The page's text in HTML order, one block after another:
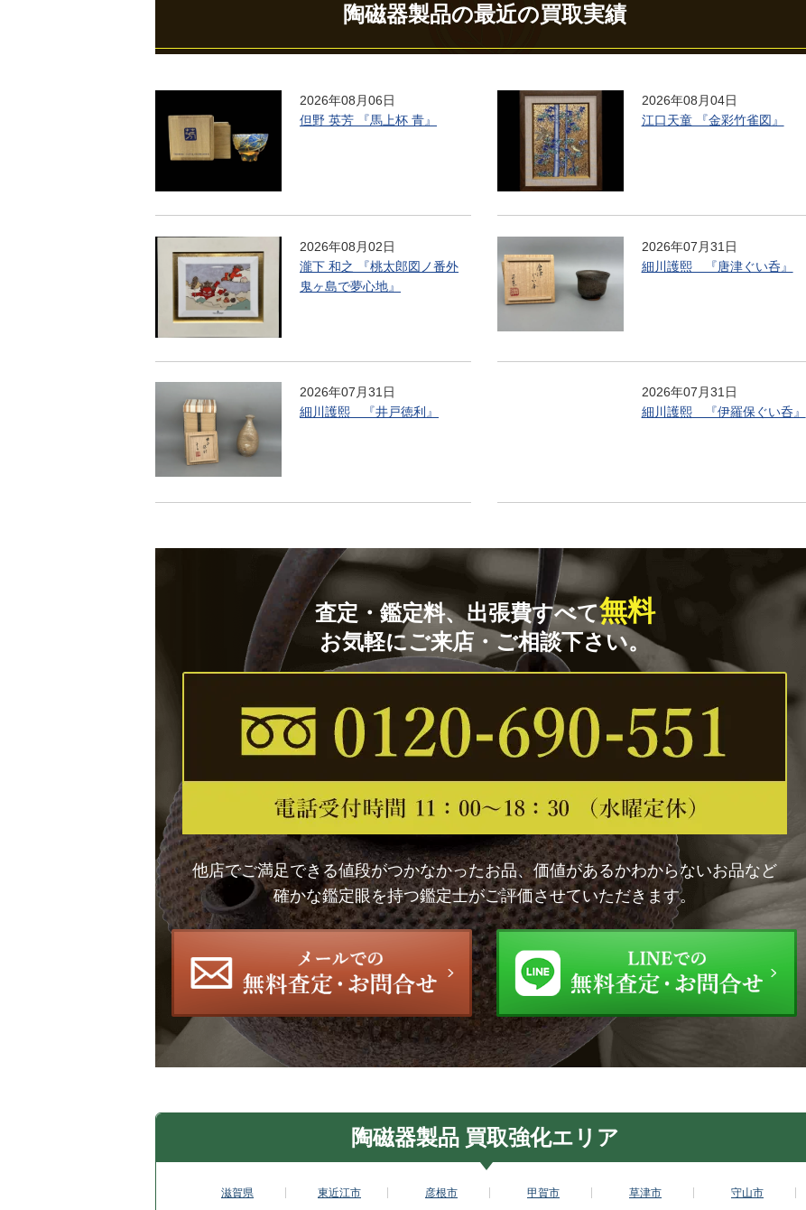
陶磁器製品の最近の買取実績
2026年08月06日
但野 英芳 『馬上杯 青』
2026年08月04日
江口天童 『金彩竹雀図』
2026年08月02日
瀧下 和之 『桃太郎図ノ番外
鬼ヶ島で夢心地』
2026年07月31日
細川護熙 『唐津ぐい呑』
2026年07月31日
細川護熙 『井戸徳利』
2026年07月31日
細川護熙 『伊羅保ぐい呑』
査定・鑑定料、出張費すべて無料
お気軽にご来店・ご相談下さい。
他店でご満足できる値段がつかなかったお品、価値があるかわからないお品など
確かな鑑定眼を持つ鑑定士がご評価させていただきます。
陶磁器製品 買取強化エリア
滋賀県 東近江市 彦根市 甲賀市 草津市 守山市